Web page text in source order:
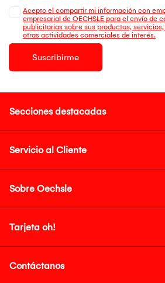
Acepto el compartir mi información con
empresarial de OECHSLE para el envío de
publicitarias sobre sus productos,
otras actividades comerciales de interés.
Suscribirme
Secciones destacadas
Servicio al Cliente
Sobre Oechsle
Tarjeta oh!
Contáctanos